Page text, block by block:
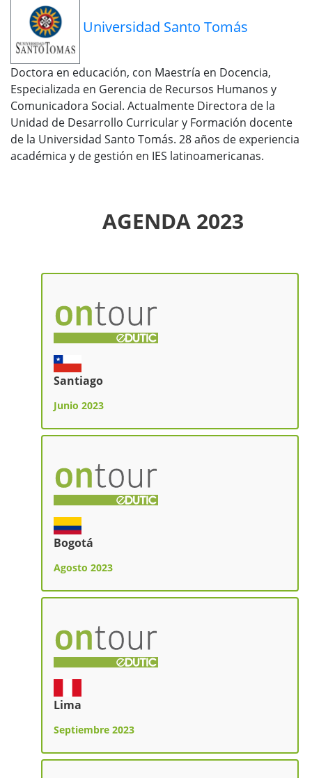
Universidad Santo Tomás
Doctora en educación, con Maestría en Docencia,
Especializada en Gerencia de Recursos Humanos y
Comunicadora Social. Actualmente Directora de la
Unidad de Desarrollo Curricular y Formación docente
de la Universidad Santo Tomás. 28 años de experiencia
académica y de gestión en IES latinoamericanas.
AGENDA 2023
Santiago
Junio 2023
Bogotá
Agosto 2023
Lima
Septiembre 2023